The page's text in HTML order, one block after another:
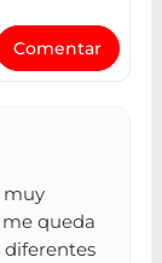
Comentar
muy
queda
diferentes